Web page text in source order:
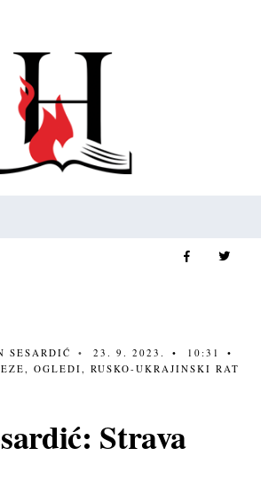
SESARDIĆ • 23. 9. 2023. • 10:31
•
, OGLEDI, RUSKO-UKRAJINSKI RAT
Strava